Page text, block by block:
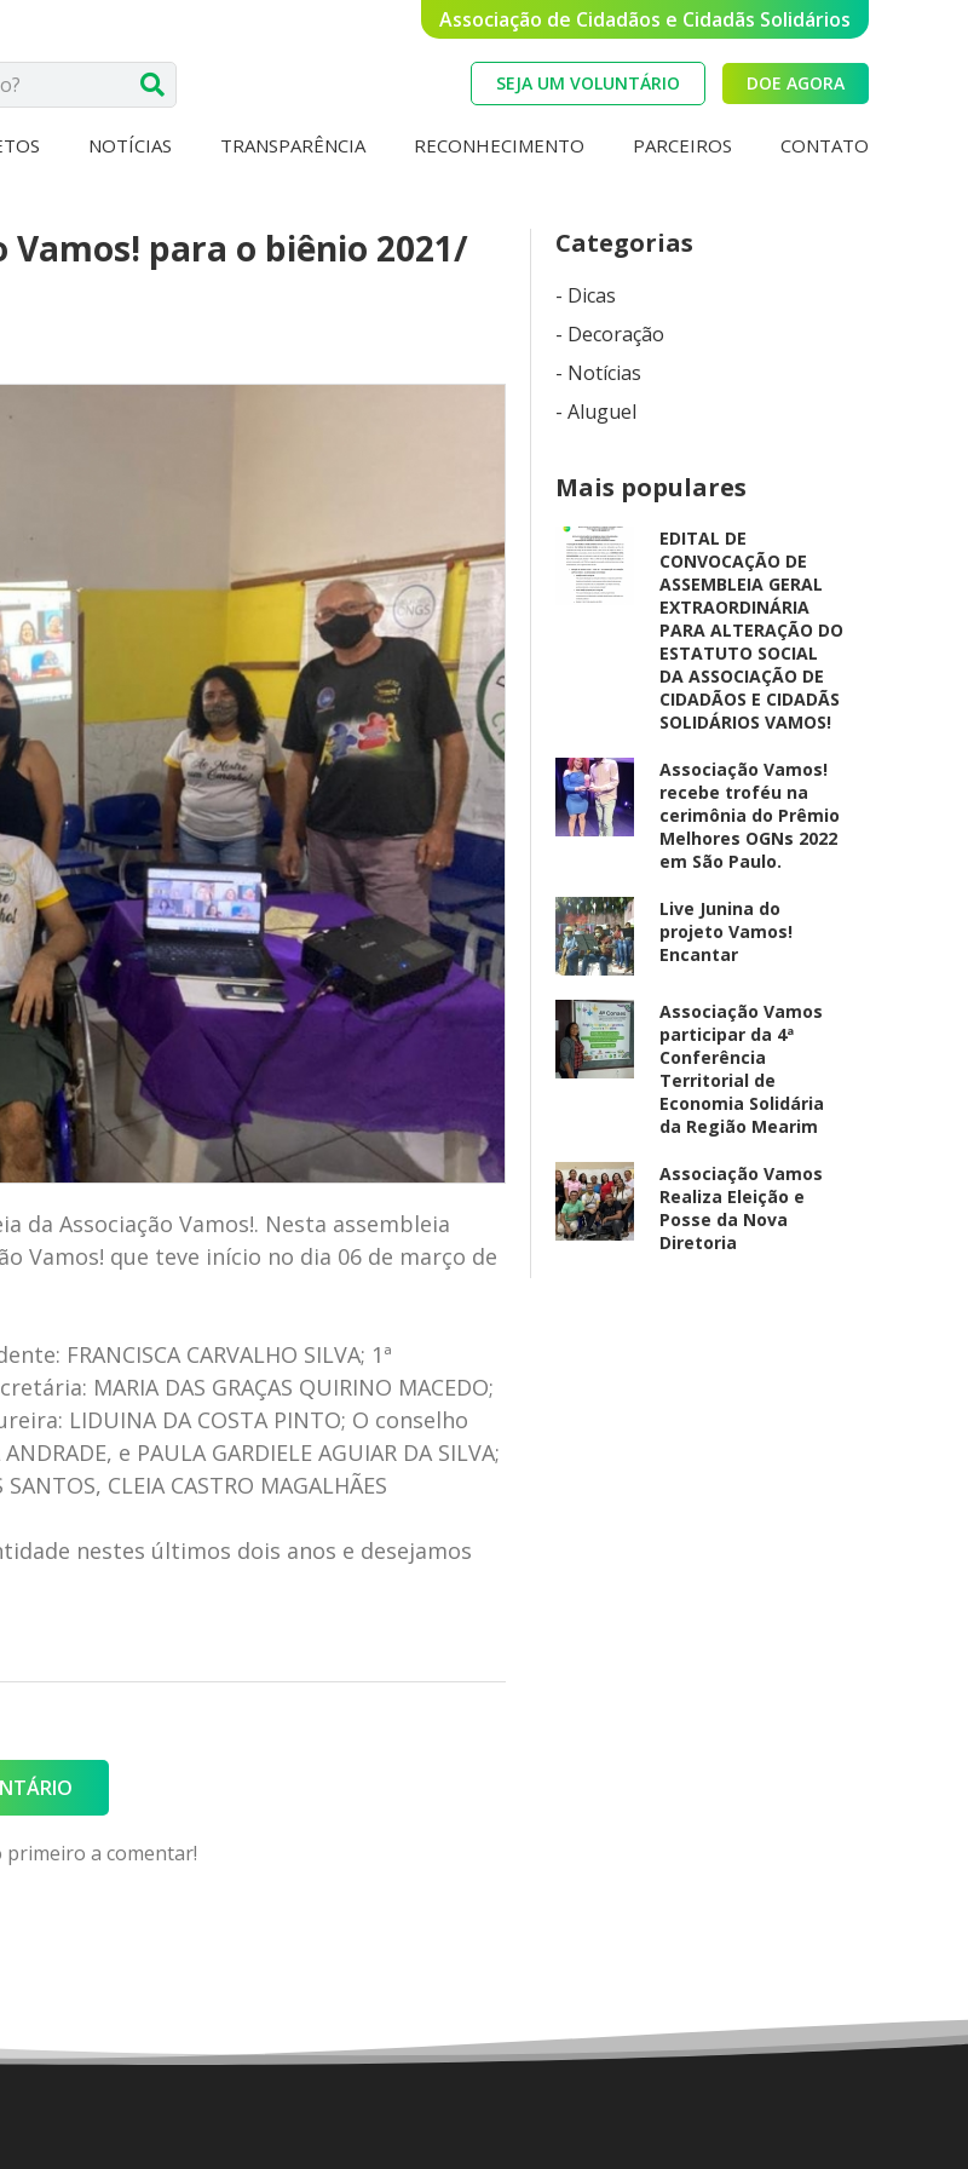
SEJA UM VOLUNTÁRIO DOE AGORA
Associação de Cidadãos e Cidadãs Solidários
NOTÍCIAS TRANSPARÊNCIA RECONHECIMENTO PARCEIROS CONTATO
Vamos! para o biênio 2021/
da Associação Vamos!. Nesta assembleia
Vamos! que teve início no dia 06 de março de
FRANCISCA CARVALHO SILVA; 1ª
MARIA DAS GRAÇAS QUIRINO MACEDO;
LIDUINA DA COSTA PINTO; O conselho
e PAULA GARDIELE AGUIAR DA SILVA;
CLEIA CASTRO MAGALHÃES
nestes últimos dois anos e desejamos
primeiro a comentar!
Categorias
- Dicas
- Decoração
- Notícias
- Aluguel
Mais populares
EDITAL DE
CONVOCAÇÃO DE
ASSEMBLEIA GERAL
EXTRAORDINÁRIA
PARA ALTERAÇÃO DO
ESTATUTO SOCIAL
DA ASSOCIAÇÃO DE
CIDADÃOS E CIDADÃS
SOLIDÁRIOS VAMOS!
Associação Vamos!
recebe troféu na
cerimônia do Prêmio
Melhores OGNs 2022
em São Paulo.
Live Junina do
projeto Vamos!
Encantar
Associação Vamos
participar da 4ª
Conferência
Territorial de
Economia Solidária
da Região Mearim
Associação Vamos
Realiza Eleição e
Posse da Nova
Diretoria